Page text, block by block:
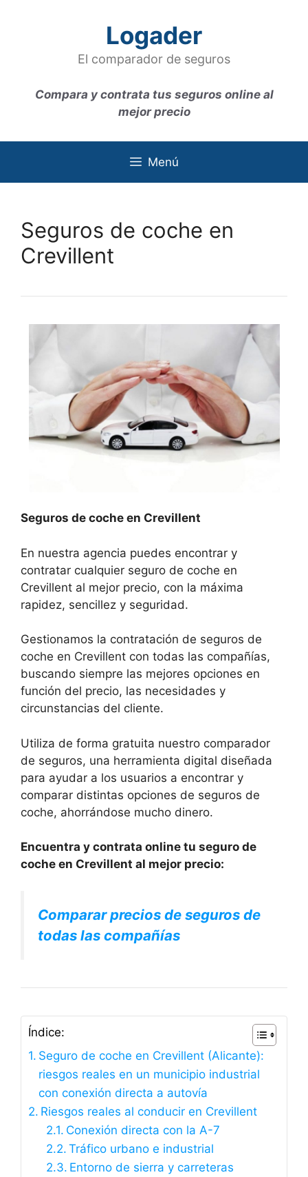
Logader
El comparador de seguros
Compara y contrata tus seguros online al
mejor precio
Menú
Seguros de coche en
Crevillent
Seguros de coche en Crevillent
En nuestra agencia puedes encontrar y
contratar cualquier seguro de coche en
Crevillent al mejor precio, con la máxima
rapidez, sencillez y seguridad.
Gestionamos la contratación de seguros de
coche en Crevillent con todas las compañías,
buscando siempre las mejores opciones en
función del precio, las necesidades y
circunstancias del cliente.
Utiliza de forma gratuita nuestro comparador
de seguros, una herramienta digital diseñada
para ayudar a los usuarios a encontrar y
comparar distintas opciones de seguros de
coche, ahorrándose mucho dinero.
Encuentra y contrata online tu seguro de
coche en Crevillent al mejor precio:
Comparar precios de seguros de
todas las compañías
Índice:
Seguro de coche en Crevillent (Alicante):
riesgos reales en un municipio industrial
con conexión directa a autovía
Riesgos reales al conducir en Crevillent
Conexión directa con la A-7
Tráfico urbano e industrial
Entorno de sierra y carreteras